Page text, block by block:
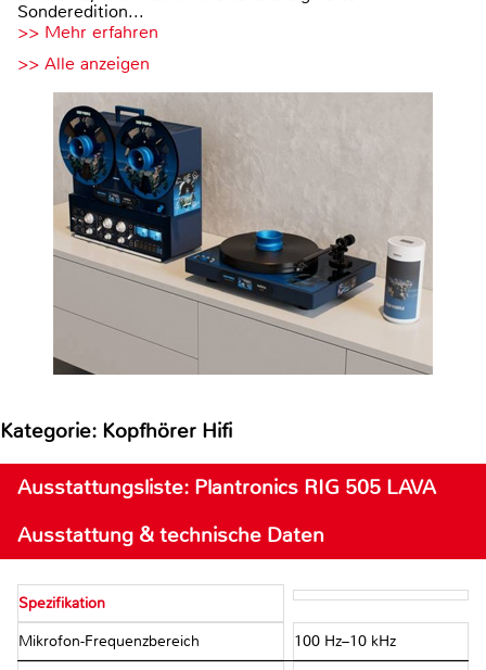
Sonderedition...
>> Mehr erfahren
>> Alle anzeigen
Kategorie: Kopfhörer Hifi
Ausstattungsliste: Plantronics RIG 505 LAVA
Ausstattung & technische Daten
Spezifikation
Mikrofon-Frequenzbereich 100 Hz–10 kHz